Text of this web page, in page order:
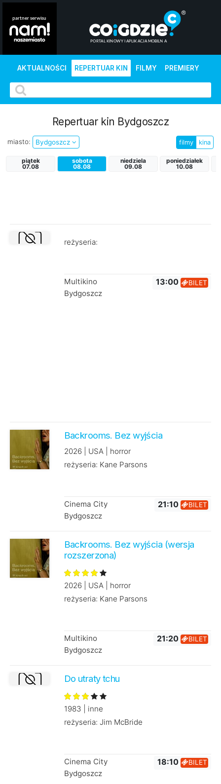
AKTUALNOŚCI REPERTUAR KIN FILMY PREMIERY
Repertuar kin Bydgoszcz
miasto: Bydgoszcz filmy kina
piątek
07.08
sobota
08.08
niedziela
09.08
poniedziałek
10.08
reżyseria:
Multikino
Bydgoszcz
13:00 BILET
Backrooms. Bez wyjścia
2026 | USA | horror
reżyseria: Kane Parsons
Cinema City
Bydgoszcz
21:10 BILET
Backrooms. Bez wyjścia (wersja
rozszerzona)
2026 | USA | horror
reżyseria: Kane Parsons
Multikino
Bydgoszcz
21:20 BILET
Do utraty tchu
1983 | inne
reżyseria: Jim McBride
Cinema City
Bydgoszcz
18:10 BILET